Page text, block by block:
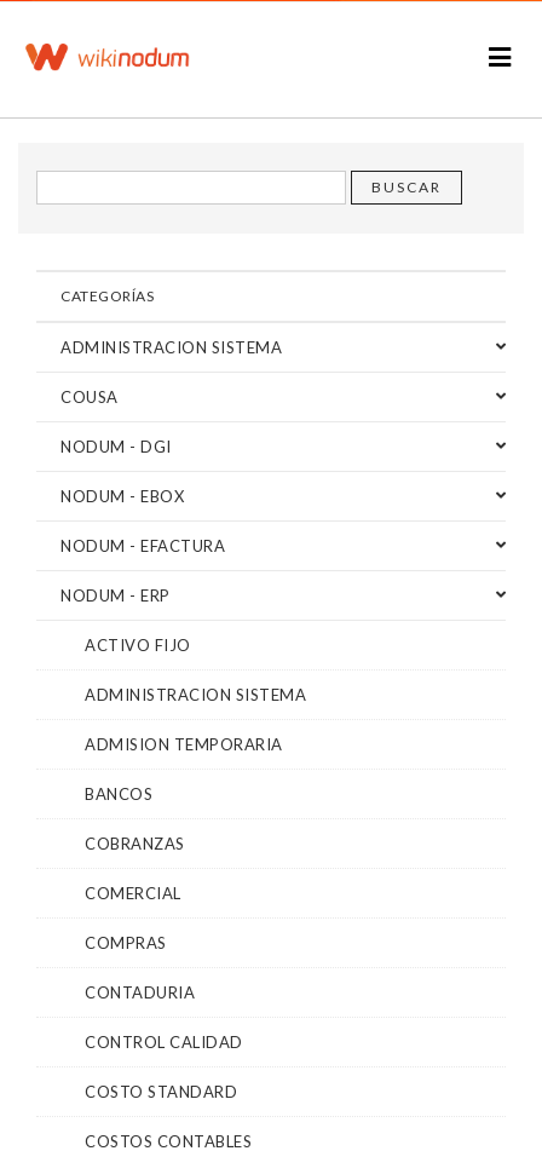
CATEGORÍAS
ADMINISTRACION SISTEMA
COUSA
NODUM - DGI
NODUM - EBOX
NODUM - EFACTURA
NODUM - ERP
ACTIVO FIJO
ADMINISTRACION SISTEMA
ADMISION TEMPORARIA
BANCOS
COBRANZAS
COMERCIAL
COMPRAS
CONTADURIA
CONTROL CALIDAD
COSTO STANDARD
COSTOS CONTABLES